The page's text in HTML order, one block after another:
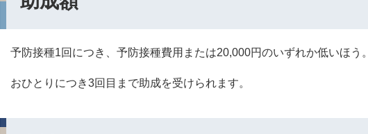
予防接種1回につき、予防接種費用または20,000円のいずれか低いほう。
おひとりにつき3回目まで助成を受けられます。